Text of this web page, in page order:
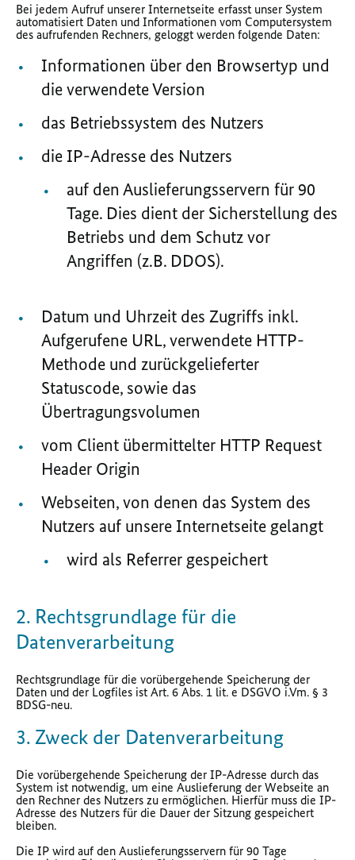
Bei jedem Aufruf unserer Internetseite erfasst unser System
automatisiert Daten und Informationen vom Computersystem
des aufrufenden Rechners, geloggt werden folgende Daten:
Informationen über den Browsertyp und
die verwendete Version
das Betriebssystem des Nutzers
die IP-Adresse des Nutzers
auf den Auslieferungsservern für 90
Tage. Dies dient der Sicherstellung des
Betriebs und dem Schutz vor
Angriffen (z.B. DDOS).
Datum und Uhrzeit des Zugriffs inkl.
Aufgerufene URL, verwendete HTTP-
Methode und zurückgelieferter
Statuscode, sowie das
Übertragungsvolumen
vom Client übermittelter HTTP Request
Header Origin
Webseiten, von denen das System des
Nutzers auf unsere Internetseite gelangt
wird als Referrer gespeichert
2. Rechtsgrundlage für die
Datenverarbeitung
Rechtsgrundlage für die vorübergehende Speicherung der
Daten und der Logfiles ist Art. 6 Abs. 1 lit. e DSGVO i.Vm. § 3
BDSG-neu.
3. Zweck der Datenverarbeitung
Die vorübergehende Speicherung der IP-Adresse durch das
System ist notwendig, um eine Auslieferung der Webseite an
den Rechner des Nutzers zu ermöglichen. Hierfür muss die IP-
Adresse des Nutzers für die Dauer der Sitzung gespeichert
bleiben.
Die IP wird auf den Auslieferungsservern für 90 Tage